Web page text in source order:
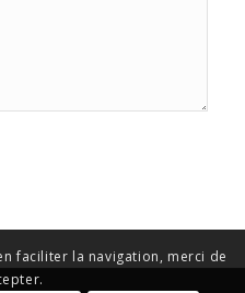
faciliter la navigation, merci de